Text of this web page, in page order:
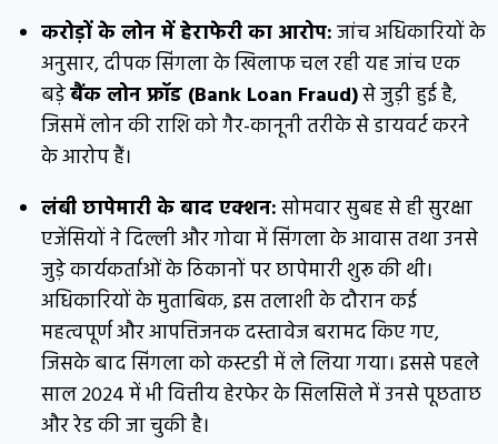
करोड़ों के लोन में हेराफेरी का आरोप:जांच अधिकारियों के
अनुसार, दीपक सिंगला के खिलाफ चल रही यह जांच एक
बड़ेबैंक लोन फ्रॉड (Bank Loan Fraud)से जुड़ी हुई है,
जिसमें लोन की राशि को गैर-कानूनी तरीके से डायवर्ट करने
के आरोप हैं।
लंबी छापेमारी के बाद एक्शन:सोमवार सुबह से ही सुरक्षा
एजेंसियों ने दिल्ली और गोवा में सिंगला के आवास तथा उनसे
जुड़े कार्यकर्ताओं के ठिकानों पर छापेमारी शुरू की थी।
अधिकारियों के मुताबिक, इस तलाशी के दौरान कई
महत्वपूर्ण और आपत्तिजनक दस्तावेज बरामद किए गए,
जिसके बाद सिंगला को कस्टडी में ले लिया गया। इससे पहले
साल 2024 में भी वित्तीय हेरफेर के सिलसिले में उनसे पूछताछ
और रेड की जा चुकी है।